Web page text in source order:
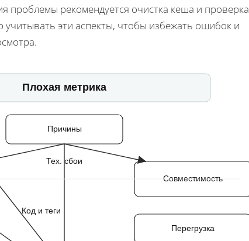
проблемы рекомендуется очистка кеша и проверка
учитывать эти аспекты, чтобы избежать ошибок и
Плохая метрика
Причины
Совместимость
Перегрузка
Тех. сбои
Код и теги